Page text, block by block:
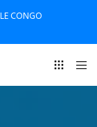
CONGO